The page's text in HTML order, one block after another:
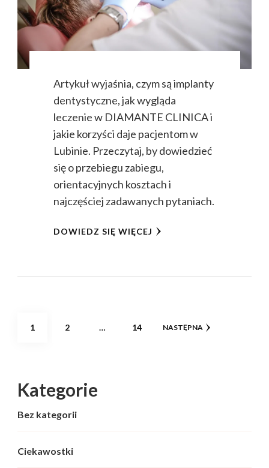
Artykuł wyjaśnia, czym są implanty
dentystyczne, jak wygląda
leczenie w DIAMANTE CLINICA i
jakie korzyści daje pacjentom w
Lubinie. Przeczytaj, by dowiedzieć
się o przebiegu zabiegu,
orientacyjnych kosztach i
najczęściej zadawanych pytaniach.
DOWIEDZ SIĘ WIĘCEJ
Stronicowanie
STRONA
1 STRONA
2 … STRONA
14 NASTĘPNA
Kategorie
Bez kategorii
Ciekawostki